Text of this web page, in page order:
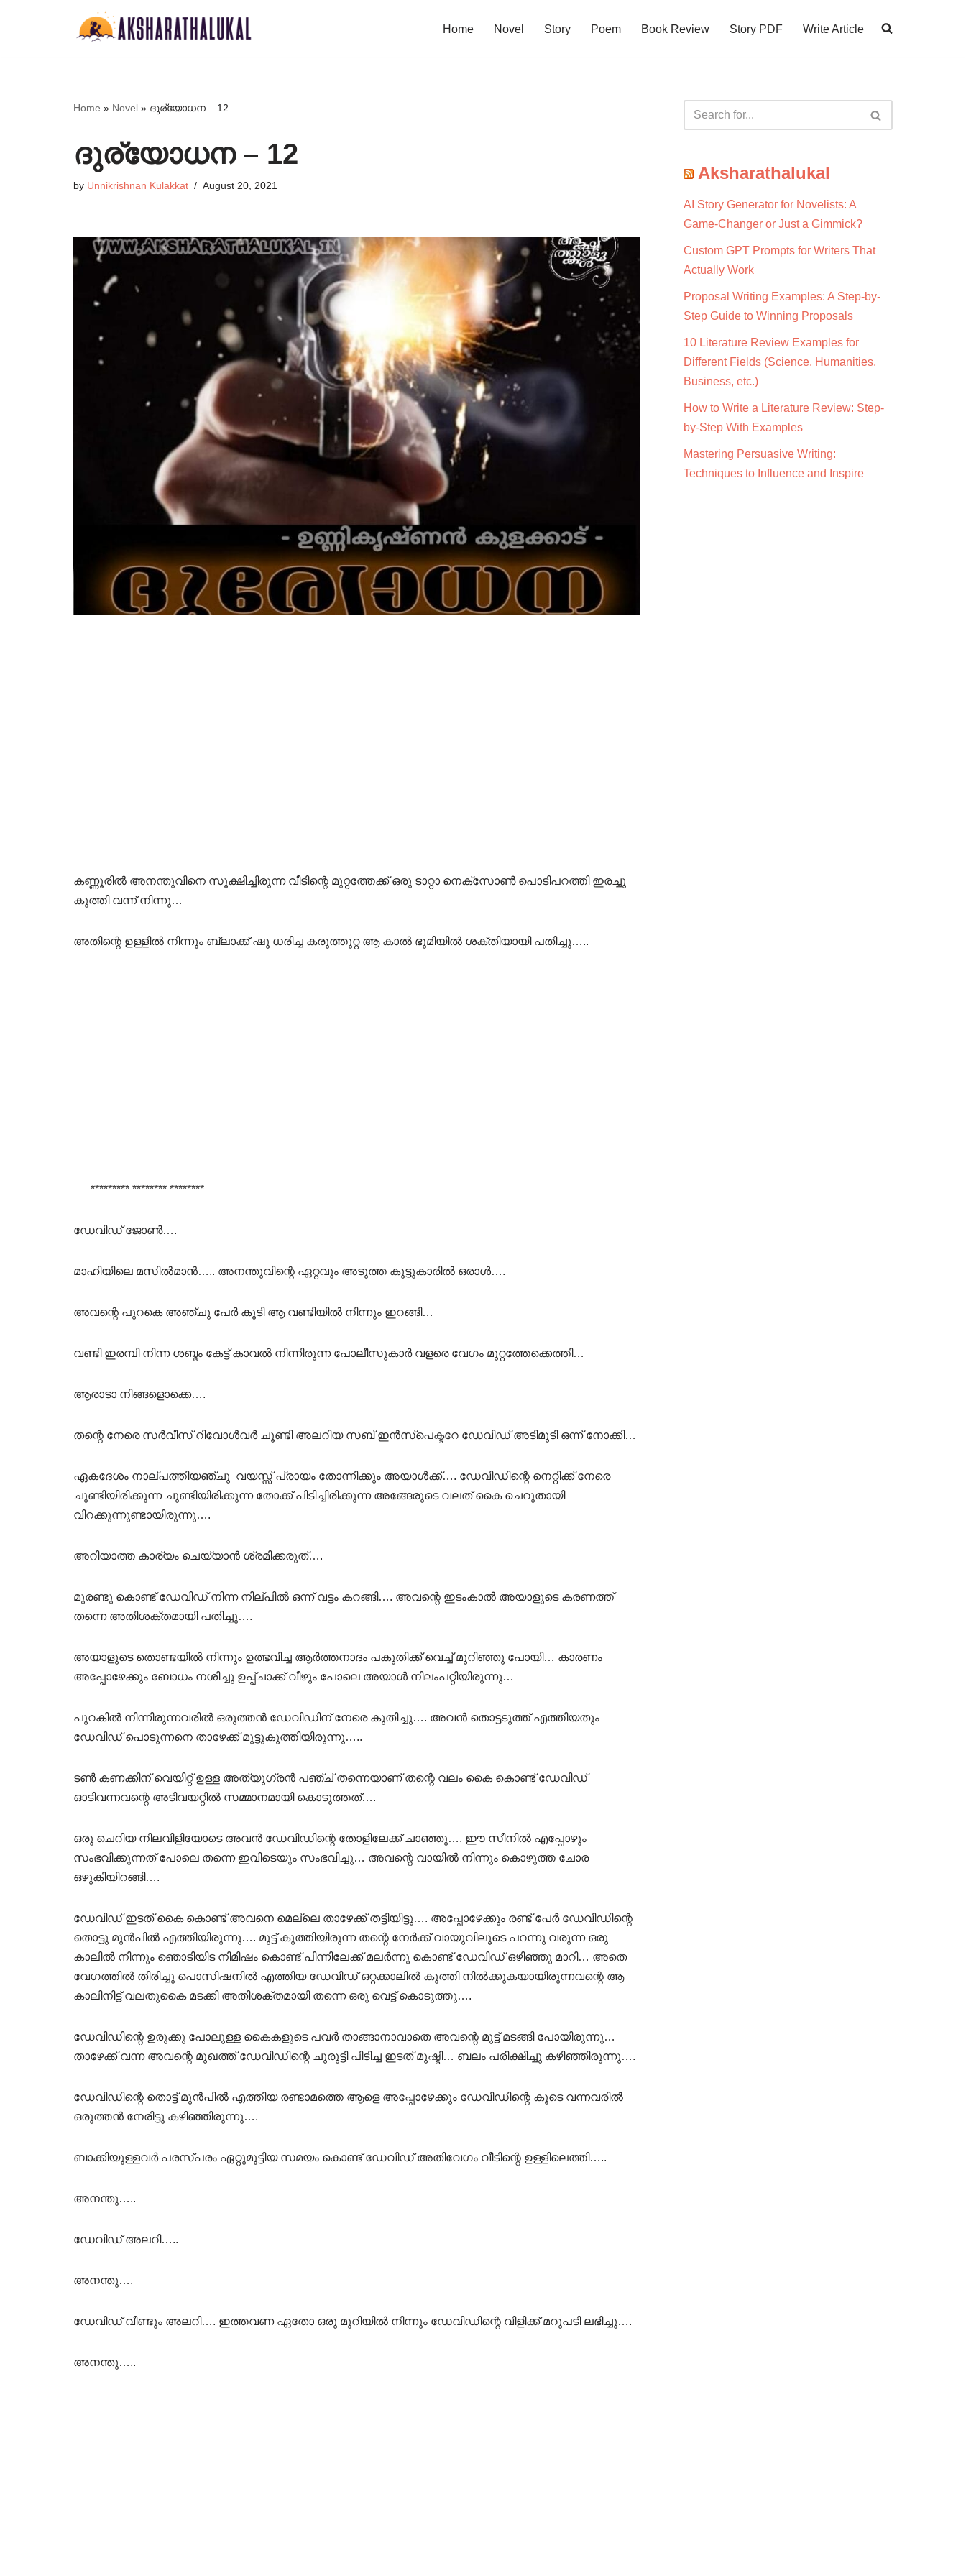
Home Novel Story Poem Book Review Story PDF Write Article
Home » Novel » ദുര്യോധന – 12
ദുര്യോധന – 12
by Unnikrishnan Kulakkat August 20, 2021
കണ്ണൂരിൽ അനന്തുവിനെ സൂക്ഷിച്ചിരുന്ന വീടിന്റെ മുറ്റത്തേക്ക് ഒരു ടാറ്റാ നെക്‌സോൺ പൊടിപറത്തി ഇരച്ചു
കുത്തി വന്ന് നിന്നു…
അതിന്റെ ഉള്ളിൽ നിന്നും ബ്ലാക്ക് ഷൂ ധരിച്ച കരുത്തുറ്റ ആ കാൽ ഭൂമിയിൽ ശക്തിയായി പതിച്ചു…..
********* ******** ********
ഡേവിഡ് ജോൺ….
മാഹിയിലെ മസിൽമാൻ….. അനന്തുവിന്റെ ഏറ്റവും അടുത്ത കൂട്ടുകാരിൽ ഒരാൾ….
അവന്റെ പുറകെ അഞ്ചു പേർ കൂടി ആ വണ്ടിയിൽ നിന്നും ഇറങ്ങി…
വണ്ടി ഇരമ്പി നിന്ന ശബ്ദം കേട്ട് കാവൽ നിന്നിരുന്ന പോലീസുകാർ വളരെ വേഗം മുറ്റത്തേക്കെത്തി…
ആരാടാ നിങ്ങളൊക്കെ….
തന്റെ നേരെ സർവീസ് റിവോൾവർ ചൂണ്ടി അലറിയ സബ് ഇൻസ്‌പെക്ടറേ ഡേവിഡ് അടിമുടി ഒന്ന് നോക്കി…
ഏകദേശം നാല്പത്തിയഞ്ചു വയസ്സ് പ്രായം തോന്നിക്കും അയാൾക്ക്…. ഡേവിഡിന്റെ നെറ്റിക്ക് നേരെ
ചൂണ്ടിയിരിക്കുന്ന ചൂണ്ടിയിരിക്കുന്ന തോക്ക് പിടിച്ചിരിക്കുന്ന അങ്ങേരുടെ വലത് കൈ ചെറുതായി
വിറക്കുന്നുണ്ടായിരുന്നു….
അറിയാത്ത കാര്യം ചെയ്യാൻ ശ്രമിക്കരുത്….
മുരണ്ടു കൊണ്ട് ഡേവിഡ് നിന്ന നില്പിൽ ഒന്ന് വട്ടം കറങ്ങി…. അവന്റെ ഇടംകാൽ അയാളുടെ കരണത്ത്
തന്നെ അതിശക്തമായി പതിച്ചു….
അയാളുടെ തൊണ്ടയിൽ നിന്നും ഉത്ഭവിച്ച ആർത്തനാദം പകുതിക്ക് വെച്ച് മുറിഞ്ഞു പോയി… കാരണം
അപ്പോഴേക്കും ബോധം നശിച്ചു ഉപ്പ്ചാക്ക് വീഴും പോലെ അയാൾ നിലംപറ്റിയിരുന്നു…
പുറകിൽ നിന്നിരുന്നവരിൽ ഒരുത്തൻ ഡേവിഡിന് നേരെ കുതിച്ചു…. അവൻ തൊട്ടടുത്ത് എത്തിയതും
ഡേവിഡ് പൊടുന്നനെ താഴേക്ക് മുട്ടുകുത്തിയിരുന്നു…..
ടൺ കണക്കിന് വെയിറ്റ് ഉള്ള അത്യുഗ്രൻ പഞ്ച് തന്നെയാണ് തന്റെ വലം കൈ കൊണ്ട് ഡേവിഡ്
ഓടിവന്നവന്റെ അടിവയറ്റിൽ സമ്മാനമായി കൊടുത്തത്….
ഒരു ചെറിയ നിലവിളിയോടെ അവൻ ഡേവിഡിന്റെ തോളിലേക്ക് ചാഞ്ഞു…. ഈ സീനിൽ എപ്പോഴും
സംഭവിക്കുന്നത് പോലെ തന്നെ ഇവിടെയും സംഭവിച്ചു… അവന്റെ വായിൽ നിന്നും കൊഴുത്ത ചോര
ഒഴുകിയിറങ്ങി….
ഡേവിഡ് ഇടത് കൈ കൊണ്ട് അവനെ മെല്ലെ താഴേക്ക് തട്ടിയിട്ടു…. അപ്പോഴേക്കും രണ്ട് പേർ ഡേവിഡിന്റെ
തൊട്ടു മുൻപിൽ എത്തിയിരുന്നു…. മുട്ട് കുത്തിയിരുന്ന തന്റെ നേർക്ക് വായുവിലൂടെ പറന്നു വരുന്ന ഒരു
കാലിൽ നിന്നും ഞൊടിയിട നിമിഷം കൊണ്ട് പിന്നിലേക്ക് മലർന്നു കൊണ്ട് ഡേവിഡ് ഒഴിഞ്ഞു മാറി… അതെ
വേഗത്തിൽ തിരിച്ചു പൊസിഷനിൽ എത്തിയ ഡേവിഡ് ഒറ്റക്കാലിൽ കുത്തി നിൽക്കുകയായിരുന്നവന്റെ ആ
കാലിനിട്ട് വലതുകൈ മടക്കി അതിശക്തമായി തന്നെ ഒരു വെട്ട് കൊടുത്തു….
ഡേവിഡിന്റെ ഉരുക്കു പോലുള്ള കൈകളുടെ പവർ താങ്ങാനാവാതെ അവന്റെ മുട്ട് മടങ്ങി പോയിരുന്നു…
താഴേക്ക് വന്ന അവന്റെ മുഖത്ത് ഡേവിഡിന്റെ ചുരുട്ടി പിടിച്ച ഇടത് മുഷ്ടി… ബലം പരീക്ഷിച്ചു കഴിഞ്ഞിരുന്നു….
ഡേവിഡിന്റെ തൊട്ട് മുൻപിൽ എത്തിയ രണ്ടാമത്തെ ആളെ അപ്പോഴേക്കും ഡേവിഡിന്റെ കൂടെ വന്നവരിൽ
ഒരുത്തൻ നേരിട്ടു കഴിഞ്ഞിരുന്നു….
ബാക്കിയുള്ളവർ പരസ്പരം ഏറ്റുമുട്ടിയ സമയം കൊണ്ട് ഡേവിഡ് അതിവേഗം വീടിന്റെ ഉള്ളിലെത്തി…..
അനന്തു…..
ഡേവിഡ് അലറി…..
അനന്തു….
ഡേവിഡ് വീണ്ടും അലറി…. ഇത്തവണ ഏതോ ഒരു മുറിയിൽ നിന്നും ഡേവിഡിന്റെ വിളിക്ക് മറുപടി ലഭിച്ചു….
അനന്തു…..
Aksharathalukal
AI Story Generator for Novelists: A
Game-Changer or Just a Gimmick?
Custom GPT Prompts for Writers That
Actually Work
Proposal Writing Examples: A Step-by-
Step Guide to Winning Proposals
10 Literature Review Examples for
Different Fields (Science, Humanities,
Business, etc.)
How to Write a Literature Review: Step-
by-Step With Examples
Mastering Persuasive Writing:
Techniques to Influence and Inspire